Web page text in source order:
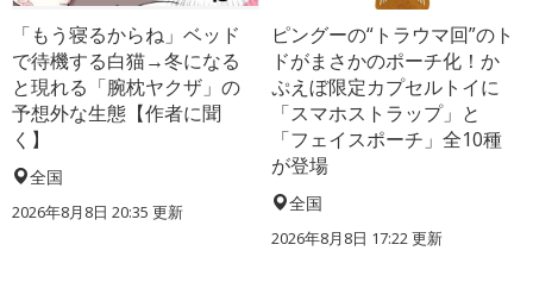
「もう寝るからね」ベッド
で待機する白猫→冬になる
と現れる「腕枕ヤクザ」の
予想外な生態【作者に聞
く】
全国
2026年8月8日 20:35 更新
ピングーの“トラウマ回”のト
ドがまさかのポーチ化！か
ぷえぼ限定カプセルトイに
「スマホストラップ」と
「フェイスポーチ」全10種
が登場
全国
2026年8月8日 17:22更新